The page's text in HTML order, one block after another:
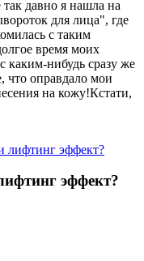
давно я нашла на
для лица", где
с таким
время моих
каким-нибудь сразу же
что оправдало мои
на кожу!Кстати,
эффект?